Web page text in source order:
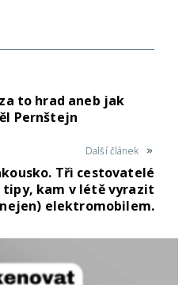
to hrad aneb jak
Pernštejn
Další článek
Tři cestovatelé
tipy, kam v létě vyrazit
elektromobilem.